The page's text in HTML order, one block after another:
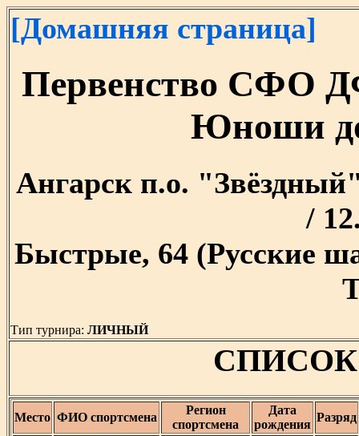
[Домашняя страница]
Первенство СФО
Юноши
Ангарск п.о.
/
Быстрые, 64 (Русские
Тип турнира: ЛИЧНЫЙ
Место ФИО спортсмена
Регион
спортсмена
Дата
рождения
Разряд